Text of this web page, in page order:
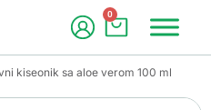
0
kiseonik sa aloe verom 100 ml